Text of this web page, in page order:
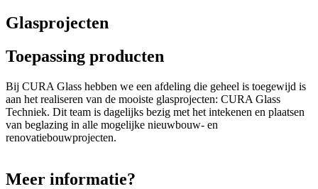
Glasprojecten
Toepassing producten
Bij CURA Glass hebben we een afdeling die geheel is toegewijd is
aan het realiseren van de mooiste glasprojecten: CURA Glass
Techniek. Dit team is dagelijks bezig met het intekenen en plaatsen
van beglazing in alle mogelijke nieuwbouw- en
renovatiebouwprojecten.
Meer informatie?